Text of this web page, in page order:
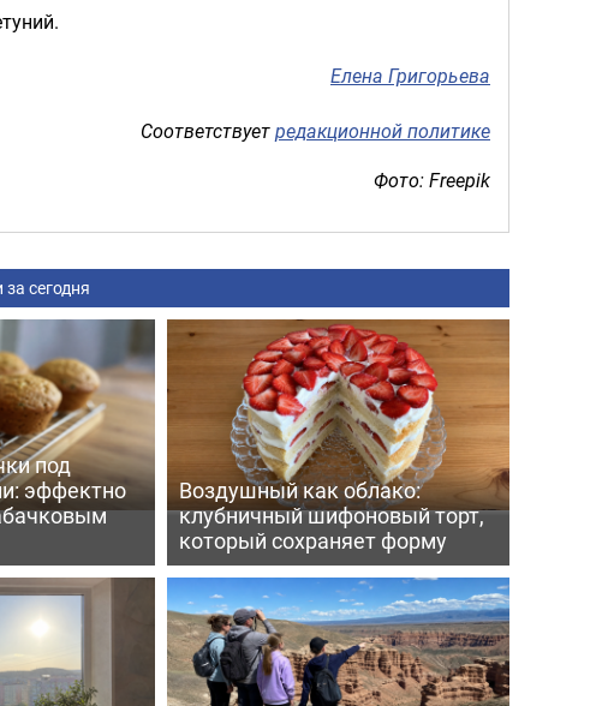
Елена Григорьева
Соответствуетредакционной политике
Фото: Freepik
сегодня
под
эффектно
Воздушный как облако:
клубничный шифоновый торт,
который сохраняет форму